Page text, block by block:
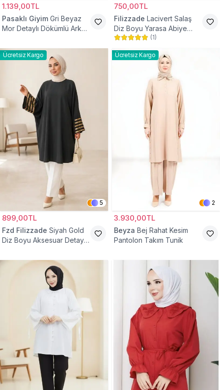
1.139,00TL
Pasaklı Giyim Gri Beyaz
Mor Detaylı Dökümlü Arkası
750,00TL
Filizzade Lacivert Salaş
Diz Boyu Yarasa Abiye
Tunik
(1)
Ücretsiz Kargo
5
899,00TL
Fzd Filizzade Siyah Gold
Diz Boyu Aksesuar Detaylı
Ücretsiz Kargo
2
3.930,00TL
Beyza Bej Rahat Kesim
Pantolon Takım Tunik